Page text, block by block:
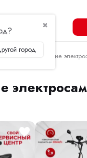
✖
город
Городские
Продолжить